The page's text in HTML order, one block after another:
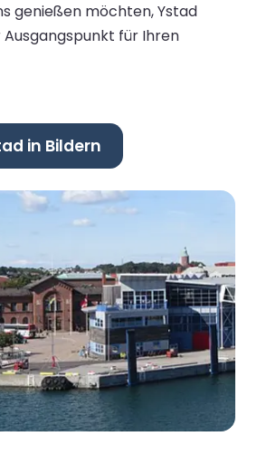
genießen möchten, Ystad
für Ihren
in Bildern